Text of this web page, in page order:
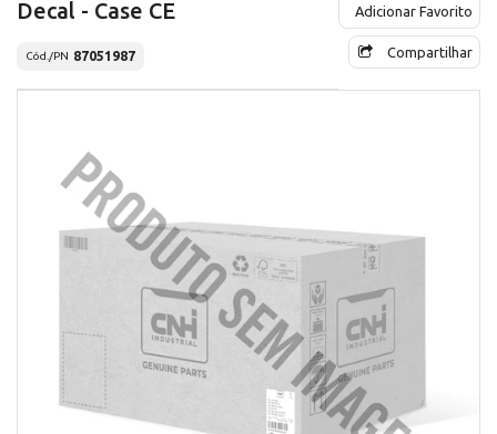
Decal - Case CE
Cód./PN 87051987
Adicionar Favorito
Compartilhar